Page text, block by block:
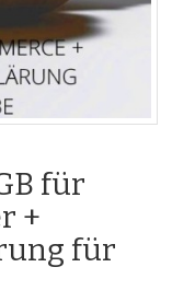
für
+
für